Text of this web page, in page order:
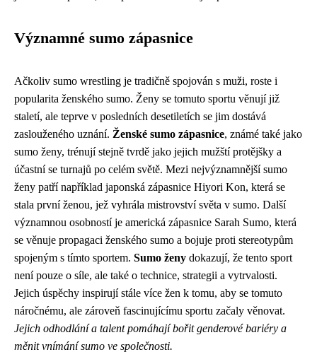
Významné sumo zápasnice
Ačkoliv sumo wrestling je tradičně spojován s muži, roste i
popularita ženského sumo. Ženy se tomuto sportu věnují již
staletí, ale teprve v posledních desetiletích se jim dostává
zaslouženého uznání. Ženské sumo zápasnice, známé také jako
sumo ženy, trénují stejně tvrdě jako jejich mužští protějšky a
účastní se turnajů po celém světě. Mezi nejvýznamnější sumo
ženy patří například japonská zápasnice Hiyori Kon, která se
stala první ženou, jež vyhrála mistrovství světa v sumo. Další
významnou osobností je americká zápasnice Sarah Sumo, která
se věnuje propagaci ženského sumo a bojuje proti stereotypům
spojeným s tímto sportem. Sumo ženy dokazují, že tento sport
není pouze o síle, ale také o technice, strategii a vytrvalosti.
Jejich úspěchy inspirují stále více žen k tomu, aby se tomuto
náročnému, ale zároveň fascinujícímu sportu začaly věnovat.
Jejich odhodlání a talent pomáhají bořit genderové bariéry a
měnit vnímání sumo ve společnosti.